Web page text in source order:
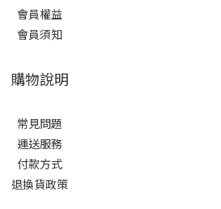
會員權益
會員須知
購物說明
常見問題
運送服務
付款方式
退換貨政策